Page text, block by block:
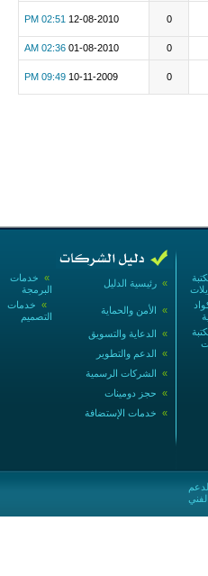
0
12-08-2010
02:51 PM
0
01-08-2010
02:36 AM
0
10-11-2009
09:49 PM
» خدمات
البرمجة
» رئيسية الدليل
» خدمات
التصميم
» الأمن والحماية
» الدعاية والتسويق
» الدعم والتطوير
» الشركات الرسمية
» حجز دومينات
» خدمات الإستضافة
الفني